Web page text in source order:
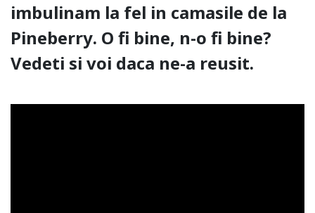
imbulinam la fel in camasile de la
Pineberry. O fi bine, n-o fi bine?
Vedeti si voi daca ne-a reusit.